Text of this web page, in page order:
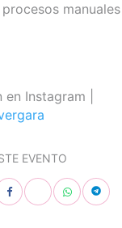
Instagram |
EVENTO